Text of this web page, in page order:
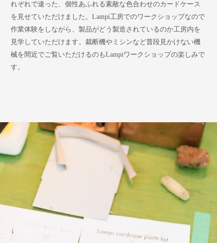
れぞれで違った、個性あふれる素敵な色合わせのカードケース
を見せていただけました。Lampi工房でのワークショップなので
作業体験をしながら、製品がどう製造されているのか工房内を
見学していただけます。裁断機やミシンなど普段見かけない機
械を間近でご覧いただけるのもLampiワークショップの楽しみで
す。